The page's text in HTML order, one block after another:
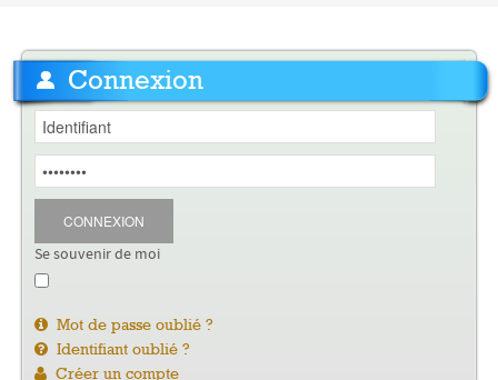
Connexion
CONNEXION
Se souvenir de moi
Mot de passe oublié ?
Identifiant oublié ?
Créer un compte